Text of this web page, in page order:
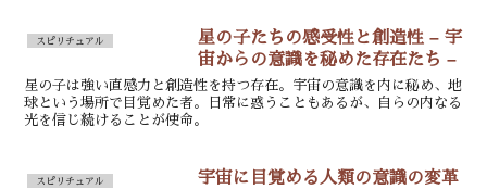
スピリチュアル
星の子たちの感受性と創造性 – 宇
宙からの意識を秘めた存在たち –
星の子は強い直感力と創造性を持つ存在。宇宙の意識を内に秘め、地
球という場所で目覚めた者。日常に惑うこともあるが、自らの内なる
光を信じ続けることが使命。
スピリチュアル 宇宙に目覚める人類の意識の変革